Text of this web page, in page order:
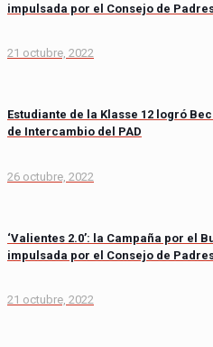
impulsada por el Consejo de Padres
21 octubre, 2022
Estudiante de la Klasse 12 logró
de Intercambio del PAD
26 octubre, 2022
‘Valientes 2.0’: la Campaña por el
impulsada por el Consejo de Padres
21 octubre, 2022